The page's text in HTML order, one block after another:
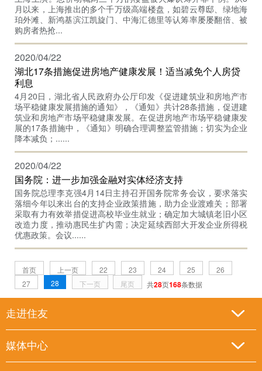
月以来，上海推出的多个千万级高端楼盘，如碧云尊邸、绿地海
珀外滩、新鸿基滨江凯旋门、中海汇德里等认筹率屡屡翻倍、被
购房者热抢...
2020/04/22
湖北17条措施促进房地产健康发展！适当减免个人房贷
利息
4月20日，湖北省人民政府办公厅印发《促进建筑业和房地产市
场平稳健康发展措施的通知》，《通知》共计28条措施，促进建
筑业和房地产市场平稳健康发展。在促进房地产市场平稳健康发
展的17条措施中，《通知》明确合理调整监管措施；切实为企业
降本减负；......
2020/04/22
国务院：进一步加强金融对实体经济支持
国务院总理李克强4月14日主持召开国务院常务会议，要求落实
落细今年以来出台的支持企业政策措施，助力企业渡难关；部署
采取有力有效举措促进高校毕业生就业；确定加大城镇老旧小区
改造力度，推动惠民生扩内需；决定延续西部大开发企业所得税
优惠政策。会议......
首页 上一页 22 23 24 25
26
27
28 下一页 尾页 共28页168条数据
走进住友
媒体中心